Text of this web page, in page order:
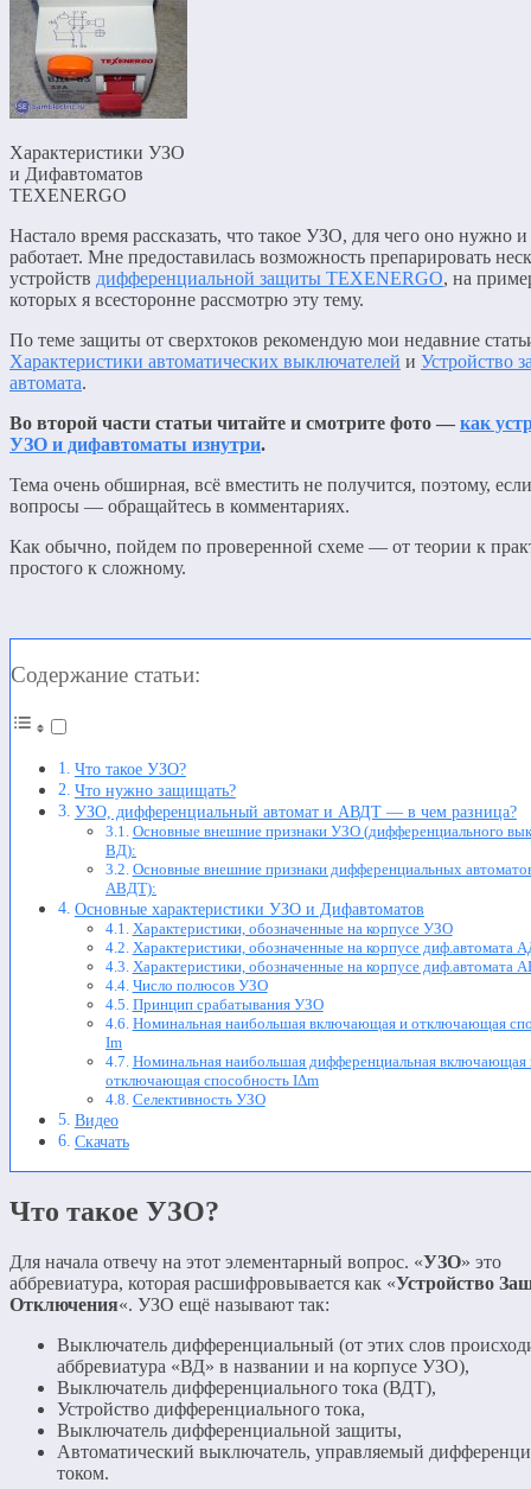
Характеристики УЗО
и Дифавтоматов
TEXENERGO
Настало время рассказать, что такое УЗО, для чего оно нужно и
работает. Мне предоставилась возможность препарировать
устройств дифференциальной защиты TEXENERGO, на
которых я всесторонне рассмотрю эту тему.
По теме защиты от сверхтоков рекомендую мои недавние
Характеристики автоматических выключателей и Устройство
автомата.
Во второй части статьи читайте и смотрите фото — как
УЗО и дифавтоматы изнутри.
Тема очень обширная, всё вместить не получится, поэтому,
вопросы — обращайтесь в комментариях.
Как обычно, пойдем по проверенной схеме — от теории к
простого к сложному.
Содержание статьи:
Что такое УЗО?
Что нужно защищать?
УЗО, дифференциальный автомат и АВДТ — в чем разница?
Основные внешние признаки УЗО (дифференциального
ВД):
Основные внешние признаки дифференциальных
АВДТ):
Основные характеристики УЗО и Дифавтоматов
Характеристики, обозначенные на корпусе УЗО
Характеристики, обозначенные на корпусе диф.автомата
Характеристики, обозначенные на корпусе диф.автомата
Число полюсов УЗО
Принцип срабатывания УЗО
Номинальная наибольшая включающая и отключающая
Im
Номинальная наибольшая дифференциальная включающая
отключающая способность IΔm
Селективность УЗО
Видео
Скачать
Что такое УЗО?
Для начала отвечу на этот элементарный вопрос. «УЗО» это
аббревиатура, которая расшифровывается как «Устройство
Отключения«. УЗО ещё называют так:
Выключатель дифференциальный (от этих слов
аббревиатура «ВД» в названии и на корпусе УЗО),
Выключатель дифференциального тока (ВДТ),
Устройство дифференциального тока,
Выключатель дифференциальной защиты,
Автоматический выключатель, управляемый
током.